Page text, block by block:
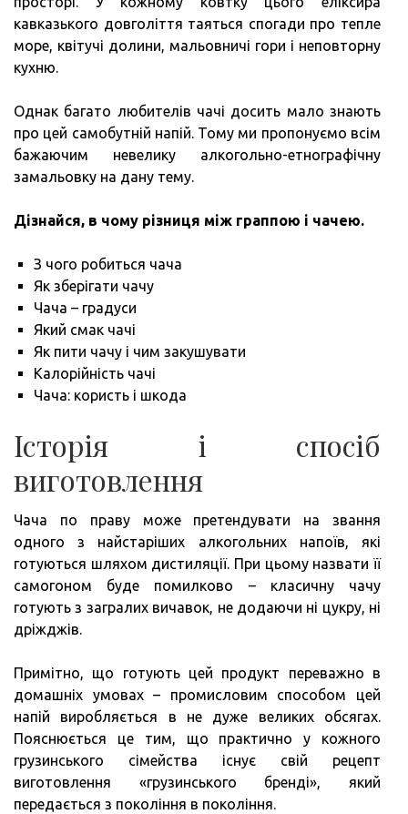
кавказького довголіття таяться спогади про тепле
море, квітучі долини, мальовничі гори і неповторну
кухню.
Однак багато любителів чачі досить мало знають
про цей самобутній напій. Тому ми пропонуємо всім
бажаючим невелику алкогольно-етнографічну
замальовку на дану тему.
Дізнайся, в чому різниця між граппою і чачею.
З чого робиться чача
Як зберігати чачу
Чача – градуси
Який смак чачі
Як пити чачу і чим закушувати
Калорійність чачі
Чача: користь і шкода
Історія і спосіб
виготовлення
Чача по праву може претендувати на звання
одного з найстаріших алкогольних напоїв, які
готуються шляхом дистиляції. При цьому назвати її
самогоном буде помилково – класичну чачу
готують з загралих вичавок, не додаючи ні цукру, ні
дріжджів.
Примітно, що готують цей продукт переважно в
домашніх умовах – промисловим способом цей
напій виробляється в не дуже великих обсягах.
Пояснюється це тим, що практично у кожного
грузинського сімейства існує свій рецепт
виготовлення «грузинського бренді», який
передається з покоління в покоління.